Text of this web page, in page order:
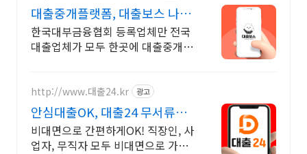
대출중개플랫폼, 대출보스 나에
게 맞는 대출업체 찾기!
한국대부금융협회 등록업체만 전국
대출업체가 모두 한곳에 대출중개사
스에서 한 번에 찾아보세요.
http://www.대출24.kr 광고
안심대출OK, 대출24 무서류
No신용 대출가능!
비대면으로 간편하게OK! 직장인, 사
업자, 무직자 모두 비대면으로 가능